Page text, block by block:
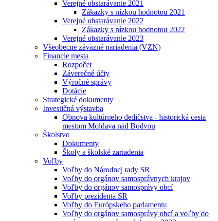
Verejné obstarávanie 2021
Zákazky s nízkou hodnotou 2021
Verejné obstarávanie 2022
Zákazky s nízkou hodnotou 2022
Verejné obstarávanie 2023
Všeobecne záväzné nariadenia (VZN)
Financie mesta
Rozpočet
Záverečné účty
Výročné správy
Dotácie
Strategické dokumenty
Investičná výstavba
Obnova kultúrneho dedičstva - historická cesta
mestom Moldava nad Bodvou
Školstvo
Dokumenty
Školy a školské zariadenia
Voľby
Voľby do Národnej rady SR
Voľby do orgánov samosprávnych krajov
Voľby do orgánov samosprávy obcí
Voľby prezidenta SR
Voľby do Európskeho parlamentu
Voľby do orgánov samosprávy obcí a voľby do